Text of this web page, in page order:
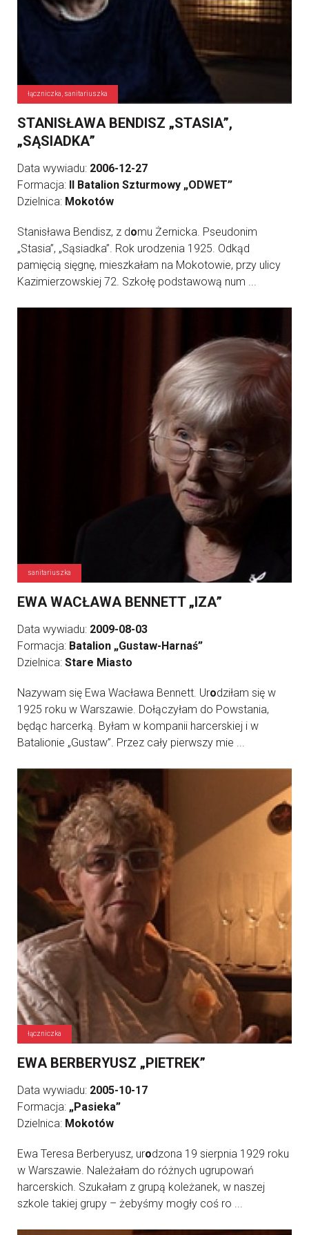
łączniczka, sanitariuszka
STANISŁAWA BENDISZ „STASIA”,
„SĄSIADKA”
Data wywiadu: 2006-12-27
Formacja: II Batalion Szturmowy „ODWET”
Dzielnica: Mokotów
Stanisława Bendisz, z domu Żernicka. Pseudonim
„Stasia”, „Sąsiadka”. Rok urodzenia 1925. Odkąd
pamięcią sięgnę, mieszkałam na Mokotowie, przy ulicy
Kazimierzowskiej 72. Szkołę podstawową num ...
sanitariuszka
EWA WACŁAWA BENNETT „IZA”
Data wywiadu: 2009-08-03
Formacja: Batalion „Gustaw-Harnaś”
Dzielnica: Stare Miasto
Nazywam się Ewa Wacława Bennett. Urodziłam się w
1925 roku w Warszawie. Dołączyłam do Powstania,
będąc harcerką. Byłam w kompanii harcerskiej i w
Batalionie „Gustaw”. Przez cały pierwszy mie ...
łączniczka
EWA BERBERYUSZ „PIETREK”
Data wywiadu: 2005-10-17
Formacja: „Pasieka”
Dzielnica: Mokotów
Ewa Teresa Berberyusz, urodzona 19 sierpnia 1929 roku
w Warszawie. Należałam do różnych ugrupowań
harcerskich. Szukałam z grupą koleżanek, w naszej
szkole takiej grupy – żebyśmy mogły coś ro ...